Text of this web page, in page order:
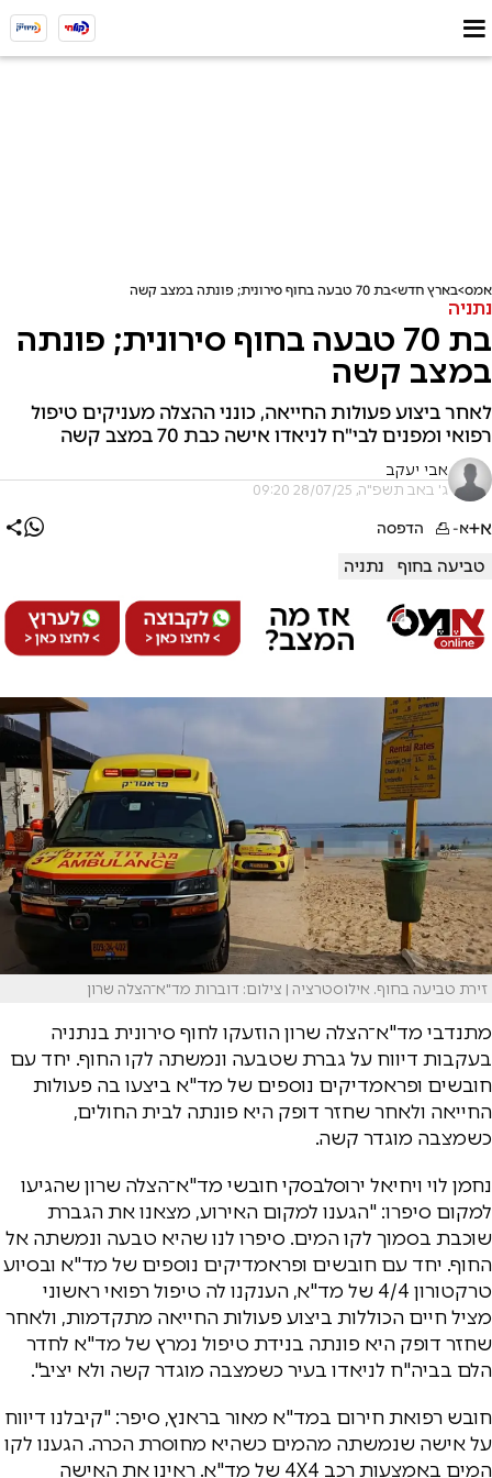
אמס בארץ חדש בת 70 טבעה בחוף סירונית; פונתה במצב קשה
נתניה
בת 70 טבעה בחוף סירונית; פונתה
במצב קשה
לאחר ביצוע פעולות החייאה, כונני ההצלה מעניקים טיפול
רפואי ומפנים לבי"ח לניאדו אישה כבת 70 במצב קשה
אבי יעקב
ג' באב תשפ"ה, 28/07/25 09:20
א+א- הדפסה
טביעה בחוף נתניה
זירת טביעה בחוף. אילוסטרציה | צילום: דוברות מד"א־הצלה שרון
מתנדבי מד"א־הצלה שרון הוזעקו לחוף סירונית בנתניה
בעקבות דיווח על גברת שטבעה ונמשתה לקו החוף. יחד עם
חובשים ופראמדיקים נוספים של מד"א ביצעו בה פעולות
החייאה ולאחר שחזר דופק היא פונתה לבית החולים,
כשמצבה מוגדר קשה.
נחמן לוי ויחיאל ירוסלבסקי חובשי מד"א־הצלה שרון שהגיעו
למקום סיפרו: "הגענו למקום האירוע, מצאנו את הגברת
שוכבת בסמוך לקו המים. סיפרו לנו שהיא טבעה ונמשתה אל
החוף. יחד עם חובשים ופראמדיקים נוספים של מד"א ובסיוע
טרקטורון 4/4 של מד"א, הענקנו לה טיפול רפואי ראשוני
מציל חיים הכוללות ביצוע פעולות החייאה מתקדמות, ולאחר
שחזר דופק היא פונתה בנידת טיפול נמרץ של מד"א לחדר
הלם בביה"ח לניאדו בעיר כשמצבה מוגדר קשה ולא יציב".
חובש רפואת חירום במד"א מאור בראנץ, סיפר: "קיבלנו דיווח
על אישה שנמשתה מהמים כשהיא מחוסרת הכרה. הגענו לקו
המים באמצעות רכב 4X4 של מד"א. ראינו את האישה